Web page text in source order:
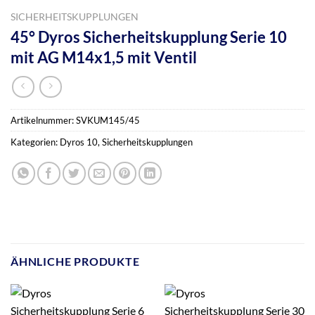
SICHERHEITSKUPPLUNGEN
45° Dyros Sicherheitskupplung Serie 10
mit AG M14x1,5 mit Ventil
Artikelnummer:SVKUM145/45
Kategorien: Dyros 10,Sicherheitskupplungen
ÄHNLICHE PRODUKTE